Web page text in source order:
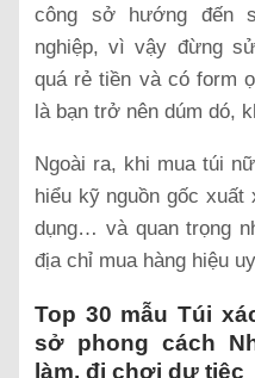
công sở hướng đến
nghiệp, vì vậy đừng
quá rẻ tiền và có form
là bạn trở nên dúm dó,
Ngoài ra, khi mua túi
hiểu kỹ nguồn gốc
dụng… và quan trọng
địa chỉ mua hàng hiệu
Top 30 mẫu Túi
sở phong cách
làm, đi chơi dự tiệc